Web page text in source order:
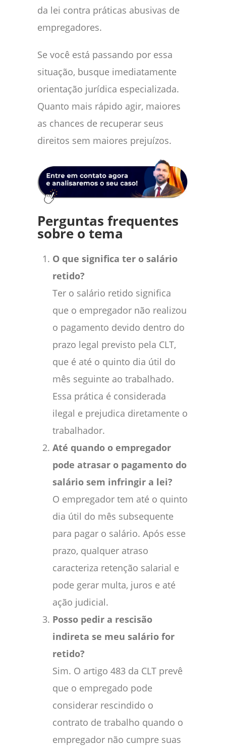
da lei contra práticas abusivas de
empregadores.
Se você está passando por essa
situação, busque imediatamente
orientação jurídica especializada.
Quanto mais rápido agir, maiores
as chances de recuperar seus
direitos sem maiores prejuízos.
Perguntas frequentes
sobre o tema
O que significa ter o salário
retido?
Ter o salário retido significa
que o empregador não realizou
o pagamento devido dentro do
prazo legal previsto pela CLT,
que é até o quinto dia útil do
mês seguinte ao trabalhado.
Essa prática é considerada
ilegal e prejudica diretamente o
trabalhador.
Até quando o empregador
pode atrasar o pagamento do
salário sem infringir a lei?
O empregador tem até o quinto
dia útil do mês subsequente
para pagar o salário. Após esse
prazo, qualquer atraso
caracteriza retenção salarial e
pode gerar multa, juros e até
ação judicial.
Posso pedir a rescisão
indireta se meu salário for
retido?
Sim. O artigo 483 da CLT prevê
que o empregado pode
considerar rescindido o
contrato de trabalho quando o
empregador não cumpre suas